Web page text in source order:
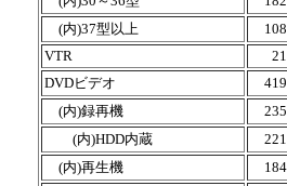
(内)37型以上
108
VTR
21
DVDビデオ
419
(内)録再機
235
(内)HDD内蔵
221
(内)再生機
184